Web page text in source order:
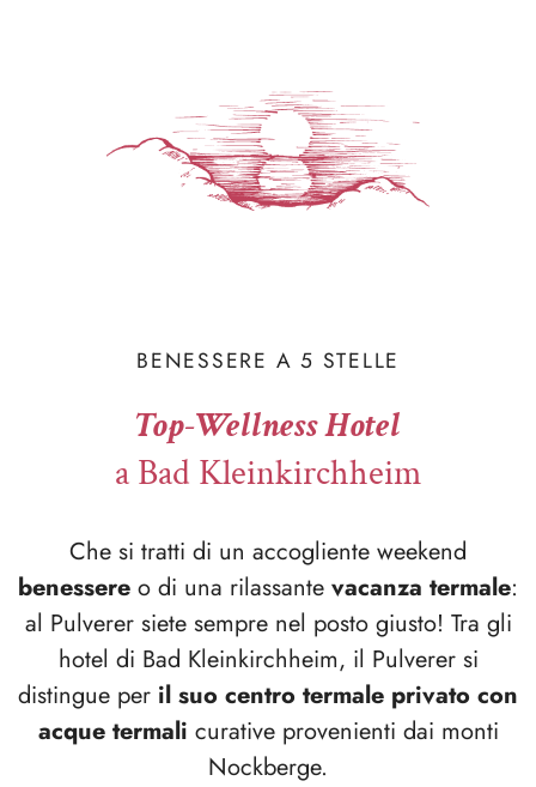
BENESSERE A 5 STELLE
Top-Wellness Hotel
a Bad Kleinkirchheim
Che si tratti di un accogliente weekend
benessere o di una rilassante vacanza termale:
al Pulverer siete sempre nel posto giusto! Tra gli
hotel di Bad Kleinkirchheim, il Pulverer si
distingue per il suo centro termale privato con
acque termali curative provenienti dai monti
Nockberge.